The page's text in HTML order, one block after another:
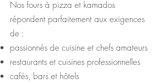
Nos fours à pizza et kamados
répondent parfaitement aux exigences
de :
passionnés de cuisine et chefs amateurs
restaurants et cuisines professionnelles
cafés, bars et hôtels